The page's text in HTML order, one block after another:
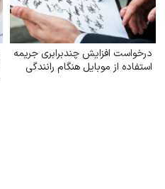
درخواست افزایش چندبرابری جریمه
استفاده از موبایل هنگام رانندگی